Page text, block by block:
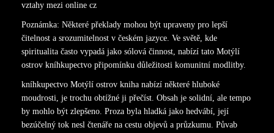
vztahy mezi online cz
Poznámka: Některé překlady mohou být upraveny pro lepší
čitelnost a srozumitelnost v českém jazyce. Ve světě, kde
spiritualita často vypadá jako sólová činnost, nabízí tato Motýlí
ostrov kníhkupectvo připomínku důležitosti komunitní modlitby.
kníhkupectvo Motýlí ostrov kniha nabízí některé hluboké
moudrosti, je trochu obtížné ji přečíst. Obsah je solidní, ale tempo
by mohlo být zlepšeno. Proza byla hladká jako hedvábí, její
bezúčelný tok nesl čtenáře na cestu objevů a průzkumu. Půvab